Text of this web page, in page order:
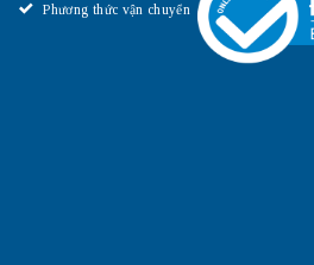
Phương thức vận chuyển